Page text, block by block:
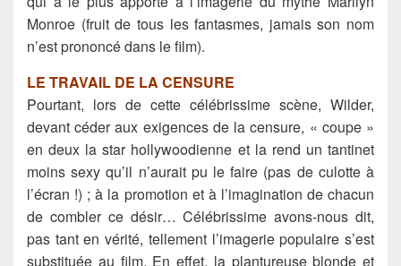
Monroe (fruit de tous les fantasmes, jamais son nom
n’est prononcé dans le film).
LE TRAVAIL DE LA CENSURE
Pourtant, lors de cette célébrissime scène, Wilder,
devant céder aux exigences de la censure, « coupe »
en deux la star hollywoodienne et la rend un tantinet
moins sexy qu’il n’aurait pu le faire (pas de culotte à
l’écran !) ; à la promotion et à l’imagination de chacun
de combler ce désir… Célébrissime avons-nous dit,
pas tant en vérité, tellement l’imagerie populaire s’est
substituée au film. En effet, la plantureuse blonde et